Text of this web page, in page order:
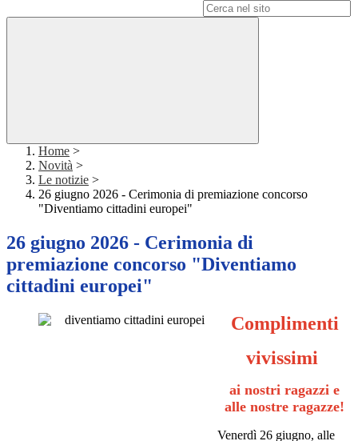
Home >
Novità >
Le notizie >
26 giugno 2026 - Cerimonia di premiazione concorso
"Diventiamo cittadini europei"
26 giugno 2026 - Cerimonia di
premiazione concorso "Diventiamo
cittadini europei"
Complimenti
vivissimi
ai nostri ragazzi e
alle nostre ragazze!
Venerdì 26 giugno, alle